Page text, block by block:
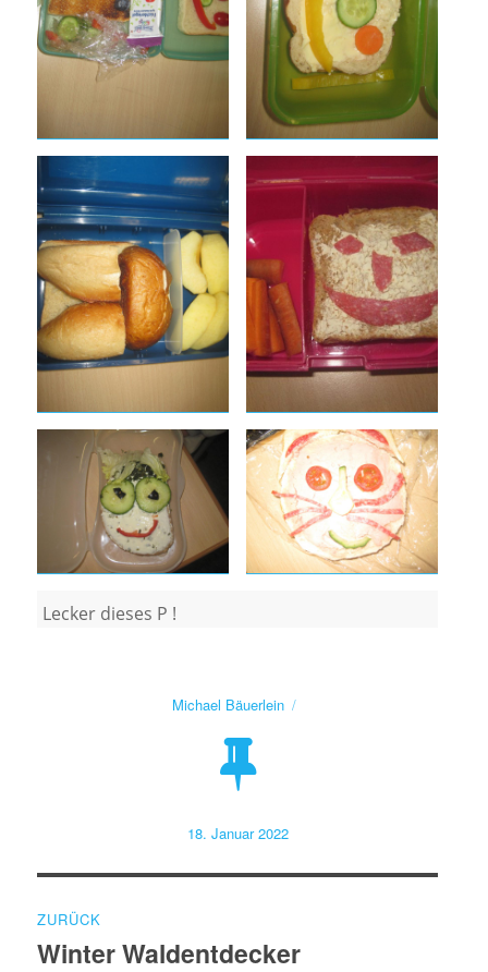
Lecker dieses P !
Autor
Michael Bäuerlein
Veröffentlicht
18. Januar 2022
ZURÜCK
Vorheriger
Winter Waldentdecker